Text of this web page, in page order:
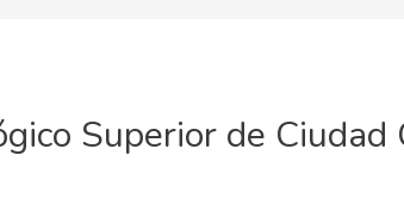
Superior de Ciudad